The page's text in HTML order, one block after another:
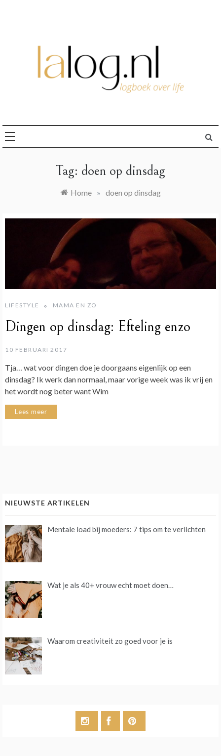
Tag: doen op dinsdag
Home » doen op dinsdag
LIFESTYLE MAMA EN ZO
Dingen op dinsdag: Efteling enzo
10 FEBRUARI 2017
Tja… wat voor dingen doe je doorgaans eigenlijk op een
dinsdag? Ik werk dan normaal, maar vorige week was ik vrij en
het wordt nog beter want Wim
Lees meer
NIEUWSTE ARTIKELEN
Mentale load bij moeders: 7 tips om te verlichten
Wat je als 40+ vrouw echt moet doen…
Waarom creativiteit zo goed voor je is